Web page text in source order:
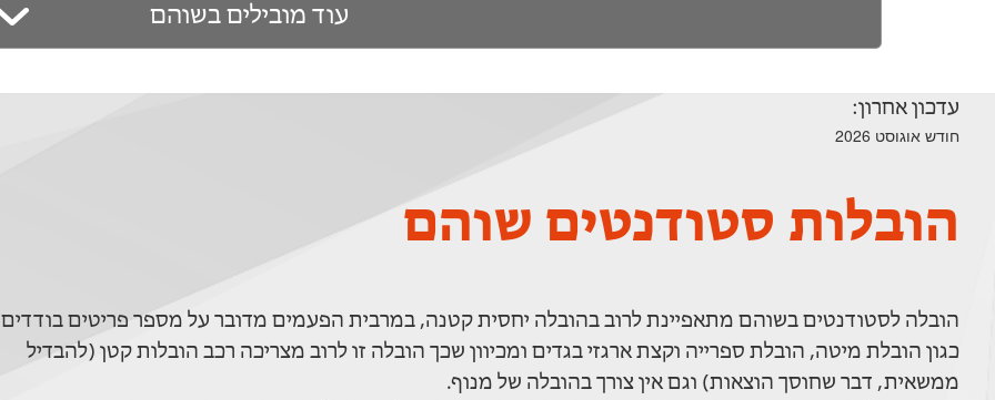
עוד מובילים בשוהם
עדכון אחרון:
חודש אוגוסט 2026
הובלות סטודנטים שוהם
הובלה לסטודנטים בשוהם מתאפיינת לרוב בהובלה יחסית קטנה, במרבית הפעמים מדובר על מספר פריטים בודדים
כגון הובלת מיטה, הובלת ספרייה וקצת ארגזי בגדים ומכיוון שכך הובלה זו לרוב מצריכה רכב הובלות קטן (להבדיל
ממשאית, דבר שחוסך הוצאות) וגם אין צורך בהובלה של מנוף.